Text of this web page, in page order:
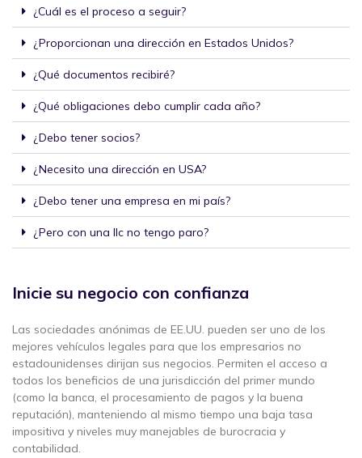
¿Cuál es el proceso a seguir?
¿Proporcionan una dirección en Estados Unidos?
¿Qué documentos recibiré?
¿Qué obligaciones debo cumplir cada año?
¿Debo tener socios?
¿Necesito una dirección en USA?
¿Debo tener una empresa en mi país?
¿Pero con una llc no tengo paro?
Inicie su negocio con confianza
Las sociedades anónimas de EE.UU. pueden ser uno de los
mejores vehículos legales para que los empresarios no
estadounidenses dirijan sus negocios. Permiten el acceso a
todos los beneficios de una jurisdicción del primer mundo
(como la banca, el procesamiento de pagos y la buena
reputación), manteniendo al mismo tiempo una baja tasa
impositiva y niveles muy manejables de burocracia y
contabilidad.